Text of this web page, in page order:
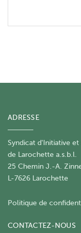
ADRESSE
Syndicat d'Initiative et
de Larochette a.s.b.l.
25 Chemin J.-A.
L-7626 Larochette
Politique de
CONTACTEZ-NOUS